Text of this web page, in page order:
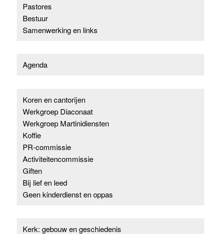
Pastores
Bestuur
Samenwerking en links
Agenda
Koren en cantorijen
Werkgroep Diaconaat
Werkgroep Martinidiensten
Koffie
PR-commissie
Activiteitencommissie
Giften
Bij lief en leed
Geen kinderdienst en oppas
Kerk: gebouw en geschiedenis